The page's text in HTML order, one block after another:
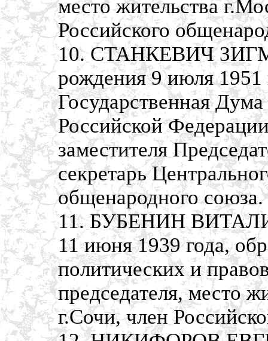
место жительства
Российского
10. СТАНКЕВИЧ
рождения 9 июля 1951
Государственная
Российской
заместителя
секретарь
общенародного союза.
11. БУБЕНИН
11 июня 1939 года,
политических и
председателя, место
г.Сочи, член